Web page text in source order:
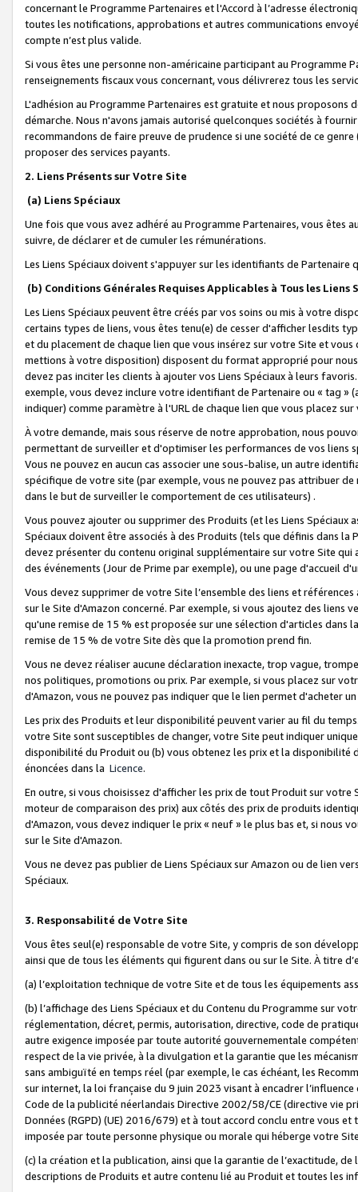
concernant le Programme Partenaires et l'Accord à l’adresse
toutes les notifications, approbations et autres communications
compte n’est plus valide.
Si vous êtes une personne non-américaine participant au
renseignements fiscaux vous concernant, vous délivrerez tous les
L'adhésion au Programme Partenaires est gratuite et nous proposons
démarche. Nous n'avons jamais autorisé quelconques sociétés à
recommandons de faire preuve de prudence si une société de ce
proposer des services payants.
2. Liens Présents sur Votre Site
(a) Liens Spéciaux
Une fois que vous avez adhéré au Programme Partenaires, vous êtes
suivre, de déclarer et de cumuler les rémunérations.
Les Liens Spéciaux doivent s'appuyer sur les identifiants de Partenaire
(b) Conditions Générales Requises Applicables à Tous les Liens
Les Liens Spéciaux peuvent être créés par vos soins ou mis à votre
certains types de liens, vous êtes tenu(e) de cesser d'afficher lesdits
et du placement de chaque lien que vous insérez sur votre Site et
mettions à votre disposition) disposent du format approprié pour
devez pas inciter les clients à ajouter vos Liens Spéciaux à leurs
exemple, vous devez inclure votre identifiant de Partenaire ou « tag
indiquer) comme paramètre à l'URL de chaque lien que vous placez
À votre demande, mais sous réserve de notre approbation, nous
permettant de surveiller et d'optimiser les performances de vos liens
Vous ne pouvez en aucun cas associer une sous-balise, un autre
spécifique de votre site (par exemple, vous ne pouvez pas attribuer
dans le but de surveiller le comportement de ces utilisateurs) .
Vous pouvez ajouter ou supprimer des Produits (et les Liens
Spéciaux doivent être associés à des Produits (tels que définis dans
devez présenter du contenu original supplémentaire sur votre Site qui
des événements (Jour de Prime par exemple), ou une page d'accueil
Vous devez supprimer de votre Site l’ensemble des liens et
sur le Site d'Amazon concerné. Par exemple, si vous ajoutez des
qu'une remise de 15 % est proposée sur une sélection d'articles
remise de 15 % de votre Site dès que la promotion prend fin.
Vous ne devez réaliser aucune déclaration inexacte, trop vague,
nos politiques, promotions ou prix. Par exemple, si vous placez sur
d'Amazon, vous ne pouvez pas indiquer que le lien permet d'acheter
Les prix des Produits et leur disponibilité peuvent varier au fil du
votre Site sont susceptibles de changer, votre Site peut indiquer
disponibilité du Produit ou (b) vous obtenez les prix et la disponibilité
énoncées dans la Licence.
En outre, si vous choisissez d'afficher les prix de tout Produit sur
moteur de comparaison des prix) aux côtés des prix de produits
d'Amazon, vous devez indiquer le prix « neuf » le plus bas et, si nous
sur le Site d'Amazon.
Vous ne devez pas publier de Liens Spéciaux sur Amazon ou de lien
Spéciaux.
3. Responsabilité de Votre Site
Vous êtes seul(e) responsable de votre Site, y compris de son
ainsi que de tous les éléments qui figurent dans ou sur le Site. À titre
(a) l’exploitation technique de votre Site et de tous les équipements
(b) l’affichage des Liens Spéciaux et du Contenu du Programme sur
réglementation, décret, permis, autorisation, directive, code de
autre exigence imposée par toute autorité gouvernementale
respect de la vie privée, à la divulgation et la garantie que les
sans ambiguïté en temps réel (par exemple, le cas échéant, les
sur internet, la loi française du 9 juin 2023 visant à encadrer
Code de la publicité néerlandais Directive 2002/58/CE (directive vie
Données (RGPD) (UE) 2016/679) et à tout accord conclu entre vous
imposée par toute personne physique ou morale qui héberge votre
(c) la création et la publication, ainsi que la garantie de l’exactitude,
descriptions de Produits et autre contenu lié au Produit et toutes les